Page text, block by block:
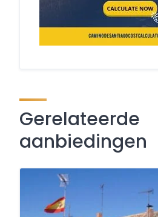
Gerelateerde
aanbiedingen